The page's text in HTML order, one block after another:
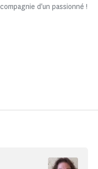
d'un passionné !